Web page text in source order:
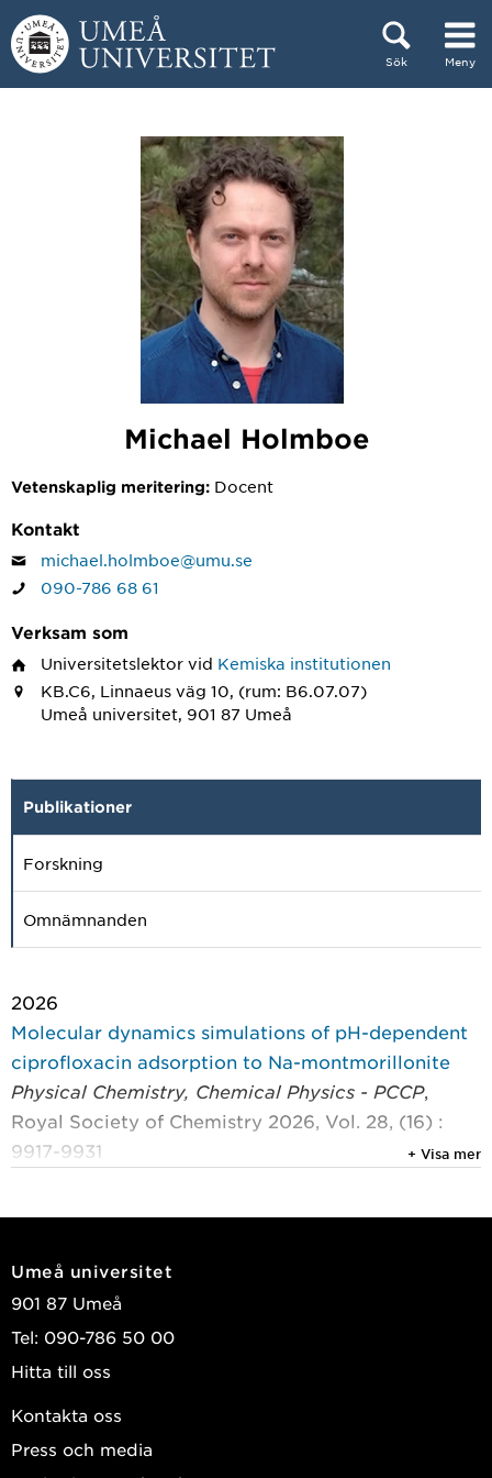
Hoppa direkt till innehållet
Sök Meny
Michael Holmboe
Vetenskaplig meritering: Docent
Kontakt
michael.holmboe@umu.se
090-786 68 61
Verksam som
Universitetslektor vid Kemiska institutionen
KB.C6, Linnaeus väg 10, (rum: B6.07.07)
Umeå universitet, 901 87 Umeå
Publikationer
Forskning
Omnämnanden
2026
Molecular dynamics simulations of pH-dependent
ciprofloxacin adsorption to Na-montmorillonite
Physical Chemistry, Chemical Physics - PCCP,
Royal Society of Chemistry 2026, Vol. 28, (16) :
9917-9931
Nature Communications
Vol. 16, (1)
Afsar, Noor Ul; Holmboe, Michael; Ohlin, C. André;
et al.
2025
+ Visa mer
Umeå universitet
901 87 Umeå
Tel: 090-786 50 00
Hitta till oss
Kontakta oss
Press och media